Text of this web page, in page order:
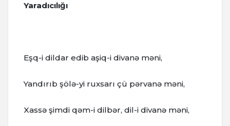
Yaradıcılığı
Eşq-i dildar edib aşiq-i divanə məni,
Yandırıb şölə-yi ruxsarı çü pərvanə məni,
Xassə şimdi qəm-i dilbər, dil-i divanə məni,